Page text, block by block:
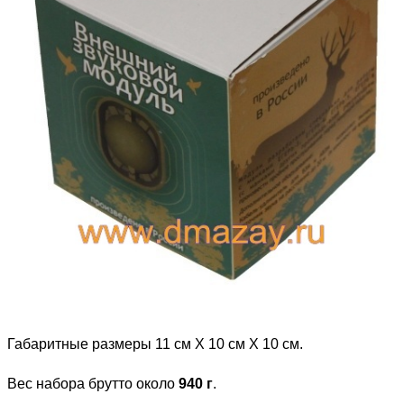
Габаритные размеры 11 см Х 10 см Х 10 см.
Вес набора брутто около 940 г.